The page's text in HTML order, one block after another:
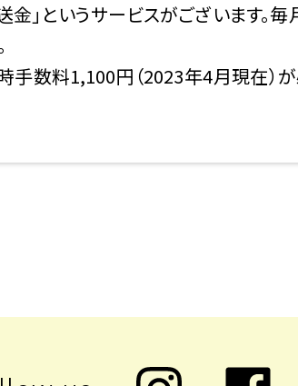
」というサービスがございます。
手数料1,100円（2023年4月現在）